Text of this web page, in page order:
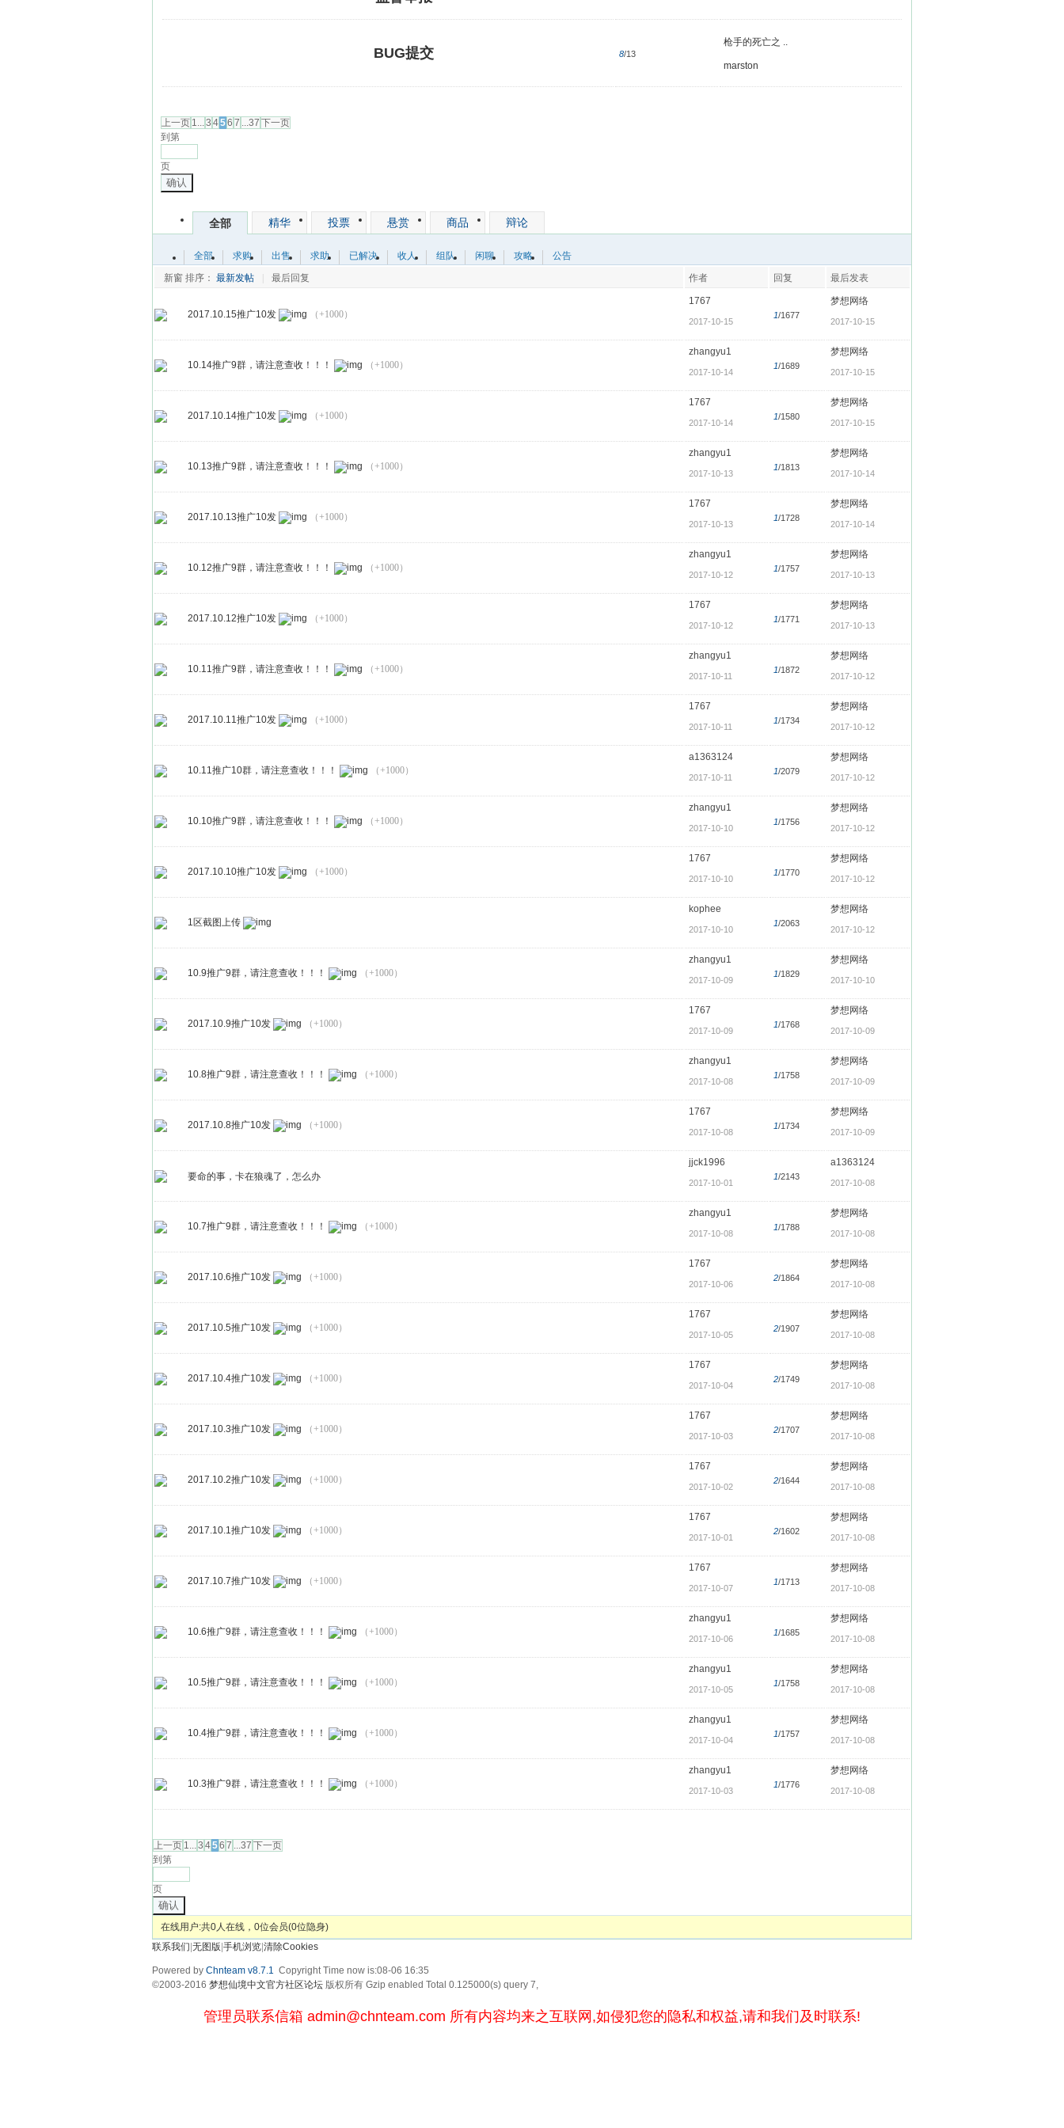
BUG提交 8/13
枪手的死亡之 ..
marston
上一页 1...3 456 7 ...37 下一页
到第
页
确认
全部 精华 投票 悬赏 商品 辩论
全部 求购 出售 求助 已解决 收人 组队 闲聊 攻略
公告
新窗 排序： 最新发帖 最后回复 作者 回复 最后发表
2017.10.15推广10发 （+1000）
1767
2017-10-15
1/1677
梦想网络
2017-10-15
10.14推广9群，请注意查收！！！ （+1000）
zhangyu1
2017-10-14
1/1689
梦想网络
2017-10-15
2017.10.14推广10发 （+1000）
1767
2017-10-14
1/1580
梦想网络
2017-10-15
10.13推广9群，请注意查收！！！ （+1000）
zhangyu1
2017-10-13
1/1813
梦想网络
2017-10-14
2017.10.13推广10发 （+1000）
1767
2017-10-13
1/1728
梦想网络
2017-10-14
10.12推广9群，请注意查收！！！ （+1000）
zhangyu1
2017-10-12
1/1757
梦想网络
2017-10-13
2017.10.12推广10发 （+1000）
1767
2017-10-12
1/1771
梦想网络
2017-10-13
10.11推广9群，请注意查收！！！ （+1000）
zhangyu1
2017-10-11
1/1872
梦想网络
2017-10-12
2017.10.11推广10发 （+1000）
1767
2017-10-11
1/1734
梦想网络
2017-10-12
10.11推广10群，请注意查收！！！ （+1000）
a1363124
2017-10-11
1/2079
梦想网络
2017-10-12
10.10推广9群，请注意查收！！！ （+1000）
zhangyu1
2017-10-10
1/1756
梦想网络
2017-10-12
2017.10.10推广10发 （+1000）
1767
2017-10-10
1/1770
梦想网络
2017-10-12
1区截图上传
kophee
2017-10-10
1/2063
梦想网络
2017-10-12
10.9推广9群，请注意查收！！！ （+1000）
zhangyu1
2017-10-09
1/1829
梦想网络
2017-10-10
2017.10.9推广10发 （+1000）
1767
2017-10-09
1/1768
梦想网络
2017-10-09
10.8推广9群，请注意查收！！！ （+1000）
zhangyu1
2017-10-08
1/1758
梦想网络
2017-10-09
2017.10.8推广10发 （+1000）
1767
2017-10-08
1/1734
梦想网络
2017-10-09
要命的事，卡在狼魂了，怎么办
jjck1996
2017-10-01
1/2143
a1363124
2017-10-08
10.7推广9群，请注意查收！！！ （+1000）
zhangyu1
2017-10-08
1/1788
梦想网络
2017-10-08
2017.10.6推广10发 （+1000）
1767
2017-10-06
2/1864
梦想网络
2017-10-08
2017.10.5推广10发 （+1000）
1767
2017-10-05
2/1907
梦想网络
2017-10-08
2017.10.4推广10发 （+1000）
1767
2017-10-04
2/1749
梦想网络
2017-10-08
2017.10.3推广10发 （+1000）
1767
2017-10-03
2/1707
梦想网络
2017-10-08
2017.10.2推广10发 （+1000）
1767
2017-10-02
2/1644
梦想网络
2017-10-08
2017.10.1推广10发 （+1000）
1767
2017-10-01
2/1602
梦想网络
2017-10-08
2017.10.7推广10发 （+1000）
1767
2017-10-07
1/1713
梦想网络
2017-10-08
10.6推广9群，请注意查收！！！ （+1000）
zhangyu1
2017-10-06
1/1685
梦想网络
2017-10-08
10.5推广9群，请注意查收！！！ （+1000）
zhangyu1
2017-10-05
1/1758
梦想网络
2017-10-08
10.4推广9群，请注意查收！！！ （+1000）
zhangyu1
2017-10-04
1/1757
梦想网络
2017-10-08
10.3推广9群，请注意查收！！！ （+1000）
zhangyu1
2017-10-03
1/1776
梦想网络
2017-10-08
上一页 1...3 456 7 ...37 下一页
到第
页
确认
在线用户:共0人在线，0位会员(0位隐身)
联系我们|无图版|手机浏览|清除Cookies
Powered by Chnteam v8.7.1 Copyright Time now is:08-06 16:35
©2003-2016 梦想仙境中文官方社区论坛 版权所有 Gzip enabled Total 0.125000(s) query 7,
管理员联系信箱 admin@chnteam.com 所有内容均来之互联网,如侵犯您的隐私和权益,请和我们及时联系!